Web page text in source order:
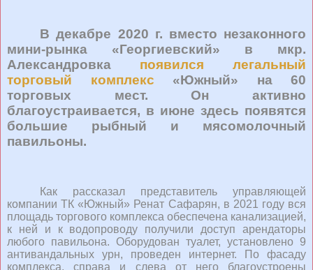
В декабре 2020 г. вместо незаконного
мини-рынка «Георгиевский» в мкр.
Александровка появился легальный
торговый комплекс «Южный» на 60
торговых мест. Он активно
благоустраивается, в июне здесь появятся
большие рыбный и мясомолочный
павильоны.
Как рассказал представитель управляющей
компании ТК «Южный» Ренат Сафарян, в 2021 году вся
площадь торгового комплекса обеспечена канализацией,
к ней и к водопроводу получили доступ арендаторы
любого павильона. Оборудован туалет, установлено 9
антивандальных урн, проведен интернет. По фасаду
комплекса, справа и слева от него благоустроены